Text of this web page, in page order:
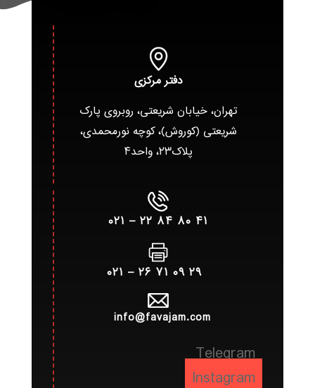
دفتر مرکزی
تهران، خیابان شریعتی، روبروی پارک
شریعتی (کوروش)، کوچه نورمحمدی،
پلاک۲۳، واحد۴
۴۱ ۸۰ ۸۴ ۲۲ – ۰۲۱
۲۹ ۰۹ ۷۱ ۲۶ – ۰۲۱
info@favajam.com
Telegram
Instagram